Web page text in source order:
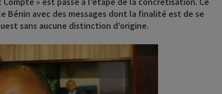
Bénin avec des messages dont la finalité est de se
sans aucune distinction d’origine.